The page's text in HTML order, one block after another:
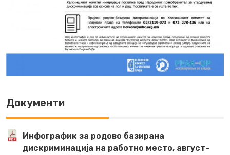
Документи
Инфографик за родово базирана
дискриминација на работно место, август-